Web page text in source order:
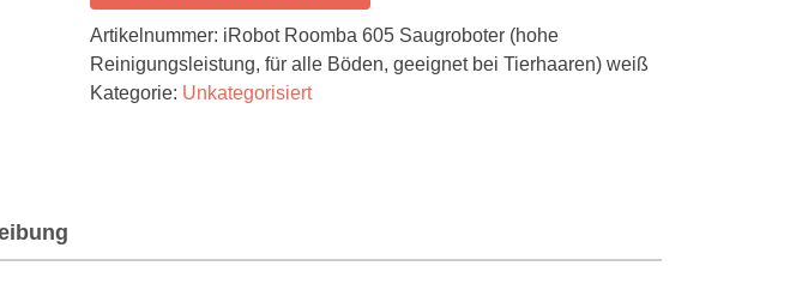
Artikelnummer: iRobot Roomba 605 Saugroboter (hohe
Reinigungsleistung, für alle Böden, geeignet bei Tierhaaren) weiß
Kategorie: Unkategorisiert